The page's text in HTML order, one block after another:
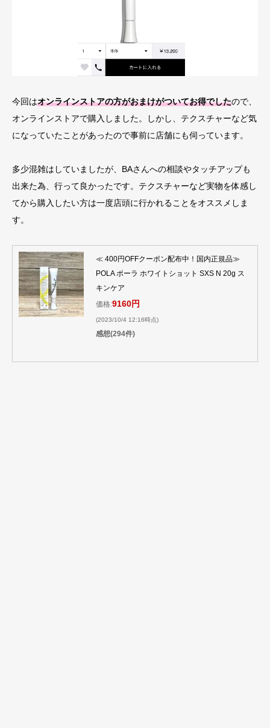
今回はオンラインストアの方がおまけがついてお得でしたので、
オンラインストアで購入しました。しかし、テクスチャーなど気
になっていたことがあったので事前に店舗にも伺っています。
多少混雑はしていましたが、BAさんへの相談やタッチアップも
出来た為、行って良かったです。テクスチャーなど実物を体感し
てから購入したい方は一度店頭に行かれることをオススメしま
す。
≪ 400円OFFクーポン配布中！国内正規品≫
POLA ポーラ ホワイトショット SXS N 20g ス
キンケア
価格:9160円
(2023/10/4 12:16時点)
感想(294件)